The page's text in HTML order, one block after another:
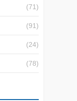
(71)
(91)
(24)
(78)